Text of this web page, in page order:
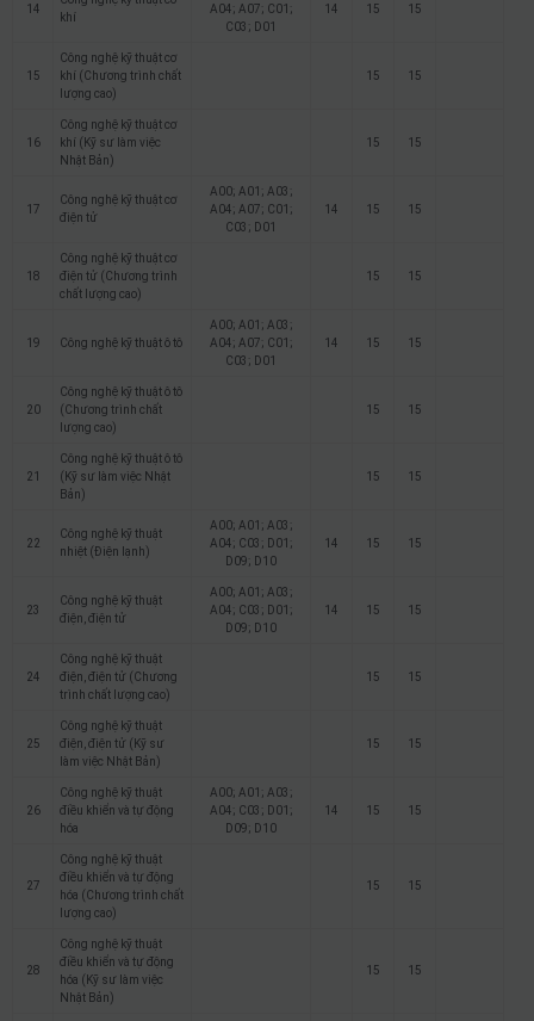
14
khí
A04; A07; C01;
C03; D01
14 15 15
15
Công nghệ kỹ thuật cơ
khí (Chương trình chất
lượng cao)
15 15
16
Công nghệ kỹ thuật cơ
khí (Kỹ sư làm việc
Nhật Bản)
15 15
17
Công nghệ kỹ thuật cơ
điện tử
A00; A01; A03;
A04; A07; C01;
C03; D01
14 15 15
18
Công nghệ kỹ thuật cơ
điện tử (Chương trình
chất lượng cao)
15 15
19 Công nghệ kỹ thuật ô tô
A00; A01; A03;
A04; A07; C01;
C03; D01
14 15 15
20
Công nghệ kỹ thuật ô tô
(Chương trình chất
lượng cao)
15 15
21
Công nghệ kỹ thuật ô tô
(Kỹ sư làm việc Nhật
Bản)
15 15
22
Công nghệ kỹ thuật
nhiệt (Điện lạnh)
A00; A01; A03;
A04; C03; D01;
D09; D10
14 15 15
23
Công nghệ kỹ thuật
điện, điện tử
A00; A01; A03;
A04; C03; D01;
D09; D10
14 15 15
24
Công nghệ kỹ thuật
điện, điện tử (Chương
trình chất lượng cao)
15 15
25
Công nghệ kỹ thuật
điện, điện tử (Kỹ sư
làm việc Nhật Bản)
15 15
26
Công nghệ kỹ thuật
điều khiển và tự động
hóa
A00; A01; A03;
A04; C03; D01;
D09; D10
14 15 15
27
Công nghệ kỹ thuật
điều khiển và tự động
hóa (Chương trình chất
lượng cao)
15 15
28
Công nghệ kỹ thuật
điều khiển và tự động
hóa (Kỹ sư làm việc
Nhật Bản)
15 15